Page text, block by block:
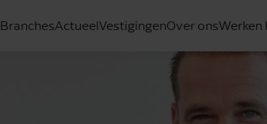
BranchesActueelVestigingenOver onsWerken